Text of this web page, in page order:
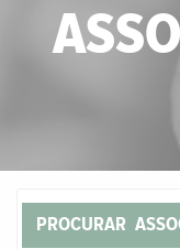
PROCURAR